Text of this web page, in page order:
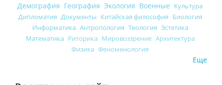
Демография География Экология Военные Культура
Дипломатия Документы Китайская философия Биология
Информатика Антропология Теология Эстетика
Математика Риторика Мировоззрение Архитектура
Физика Феноменология
Еще